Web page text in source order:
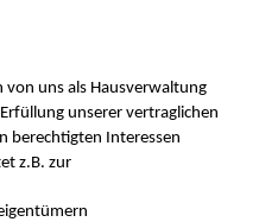
von uns als Hausverwaltung
unserer vertraglichen
berechtigten Interessen
z.B. zur